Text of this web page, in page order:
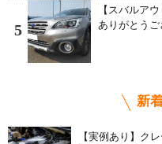
5
【スバルア
ありがとうご
新
【実例あり】ク